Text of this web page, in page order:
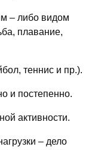
– либо видом
плавание,
теннис и пр.).
и постепенно.
активности.
– дело